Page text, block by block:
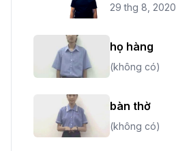
29 thg 8, 2020
họ hàng
(không có)
bàn thờ
(không có)